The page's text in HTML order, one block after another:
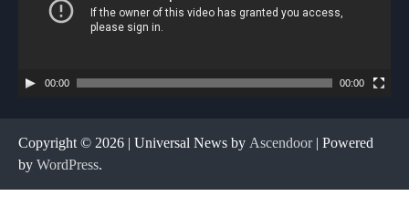
00:00 00:00
Copyright © 2026 | Universal News by Ascendoor| Powered
by WordPress.